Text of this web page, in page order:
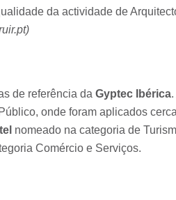
da actividade de
de referência da Gyptec Ibérica
onde foram aplicados
nomeado na categoria de
Comércio e Serviços.